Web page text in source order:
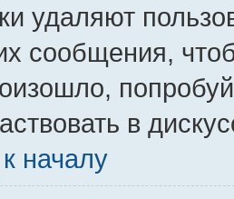
удаляют
сообщения,
в
началу